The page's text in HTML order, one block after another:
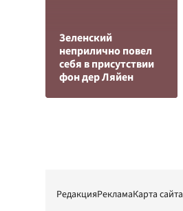
Зеленский
неприлично повел
cебя в присутствии
фон дер Ляйен
РедакцияРекламаКарта сайта